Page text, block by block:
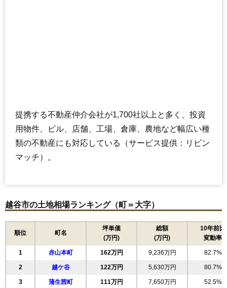
提携する不動産仲介会社が1,700社以上と多く、投資
用物件、ビル、店舗、工場、倉庫、農地など幅広い種
類の不動産にも対応している（サービス提供：リビン
マッチ）。
越谷市の土地相場ランキング（町＝大字）
順位 町名
坪単価
(万円)
総額
(万円)
10年前比
変動率
1 赤山本町 162万円 9,236万円 82.7%
2 越ケ谷 122万円 5,630万円 80.7%
3 蒲生茜町 111万円 7,650万円 52.5%